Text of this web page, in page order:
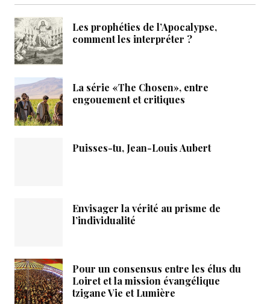
Les prophéties de l’Apocalypse,
comment les interpréter ?
La série «The Chosen», entre
engouement et critiques
Puisses-tu, Jean-Louis Aubert
Envisager la vérité au prisme de
l’individualité
Pour un consensus entre les élus du
Loiret et la mission évangélique
tzigane Vie et Lumière